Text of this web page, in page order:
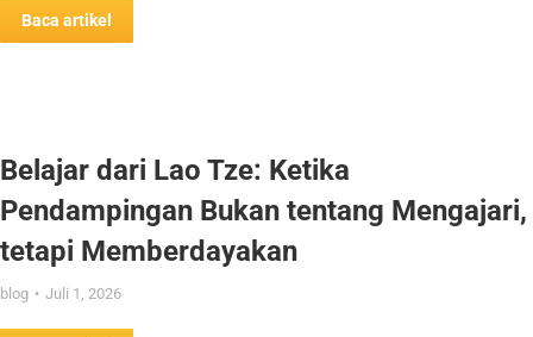
Baca artikel
Belajar dari Lao Tze: Ketika
Pendampingan Bukan tentang Mengajari,
tetapi Memberdayakan
blog Juli 1, 2026